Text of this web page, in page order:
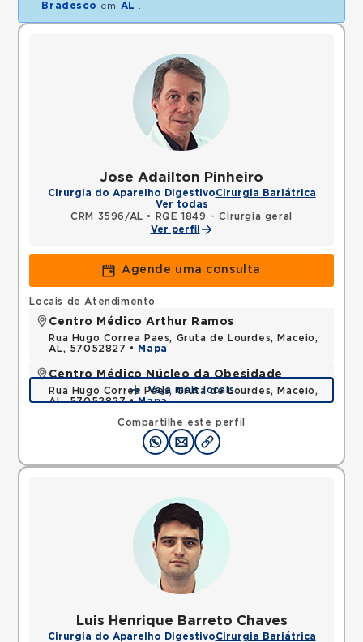
Bradesco em AL
Jose Adailton Pinheiro
Cirurgia do Aparelho DigestivoCirurgia Bariátrica
Ver todas
CRM 3596/AL •
RQE 1849 - Cirurgia geral
Ver perfil
Agende uma consulta
Compartilhe este perfil
Locais de Atendimento
Centro Médico Arthur Ramos
Rua Hugo Correa Paes, Gruta de Lourdes, Maceio,
AL, 57052827 •
Mapa
Centro Médico Núcleo da Obesidade
Rua Hugo Correa Paes, Gruta de Lourdes, Maceio,
AL, 57052827 •Mapa
Veja mais locais
Luis Henrique Barreto Chaves
Cirurgia do Aparelho DigestivoCirurgia Bariátrica